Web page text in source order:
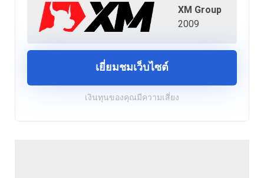
XM Group
2009
เยี่ยมชมเว็บไซต์
เงินทุนของคุณมีความเสี่ยง